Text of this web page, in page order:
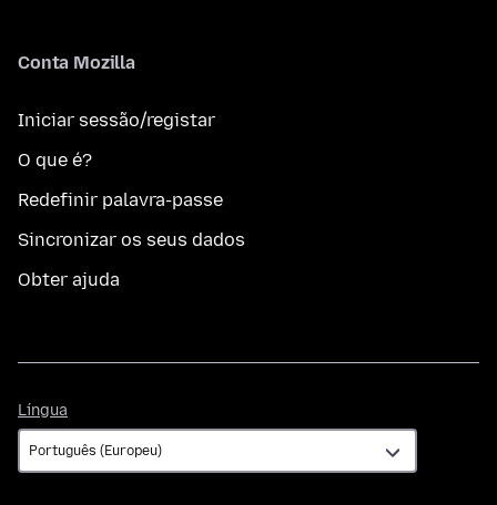
Conta Mozilla
Iniciar sessão/registar
O que é?
Redefinir palavra-passe
Sincronizar os seus dados
Obter ajuda
Língua